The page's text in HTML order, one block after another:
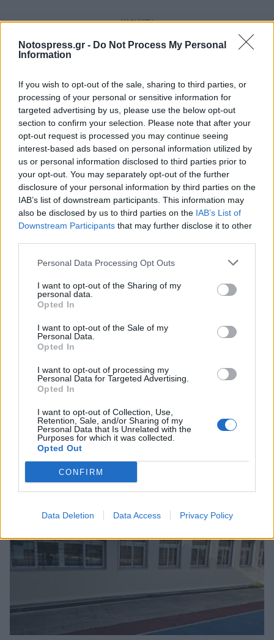
Notospress.gr - Do Not Process My Personal
Information
If you wish to opt-out of the sale, sharing to third parties, or
processing of your personal or sensitive information for
targeted advertising by us, please use the below opt-out
section to confirm your selection. Please note that after your
opt-out request is processed you may continue seeing
interest-based ads based on personal information utilized by
us or personal information disclosed to third parties prior to
your opt-out. You may separately opt-out of the further
disclosure of your personal information by third parties on the
IAB’s list of downstream participants. This information may
also be disclosed by us to third parties on the IAB’s List of
Downstream Participants that may further disclose it to other
Personal Data Processing Opt Outs
I want to opt-out of the Sharing of my
personal data.
Opted In
I want to opt-out of the Sale of my
Personal Data.
Opted In
I want to opt-out of processing my
Personal Data for Targeted Advertising.
Opted In
I want to opt-out of Collection, Use,
Retention, Sale, and/or Sharing of my
Personal Data that Is Unrelated with the
Purposes for which it was collected.
Opted Out
CONFIRM
Data Deletion Data Access Privacy Policy
Σχετικά Άρθρα